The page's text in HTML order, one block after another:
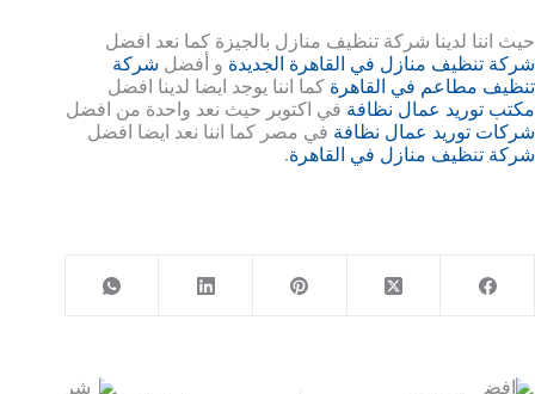
حيث اننا لدينا شركة تنظيف منازل بالجيزة كما نعد افضل
شركة تنظيف منازل في القاهرة الجديدة و أفضل شركة
تنظيف مطاعم في القاهرة كما اننا يوجد ايضا لدينا افضل
مكتب توريد عمال نظافة في اكتوبر حيث نعد واحدة من افضل
شركات توريد عمال نظافة في مصر كما اننا نعد ايضا افضل
شركة تنظيف منازل في القاهرة.